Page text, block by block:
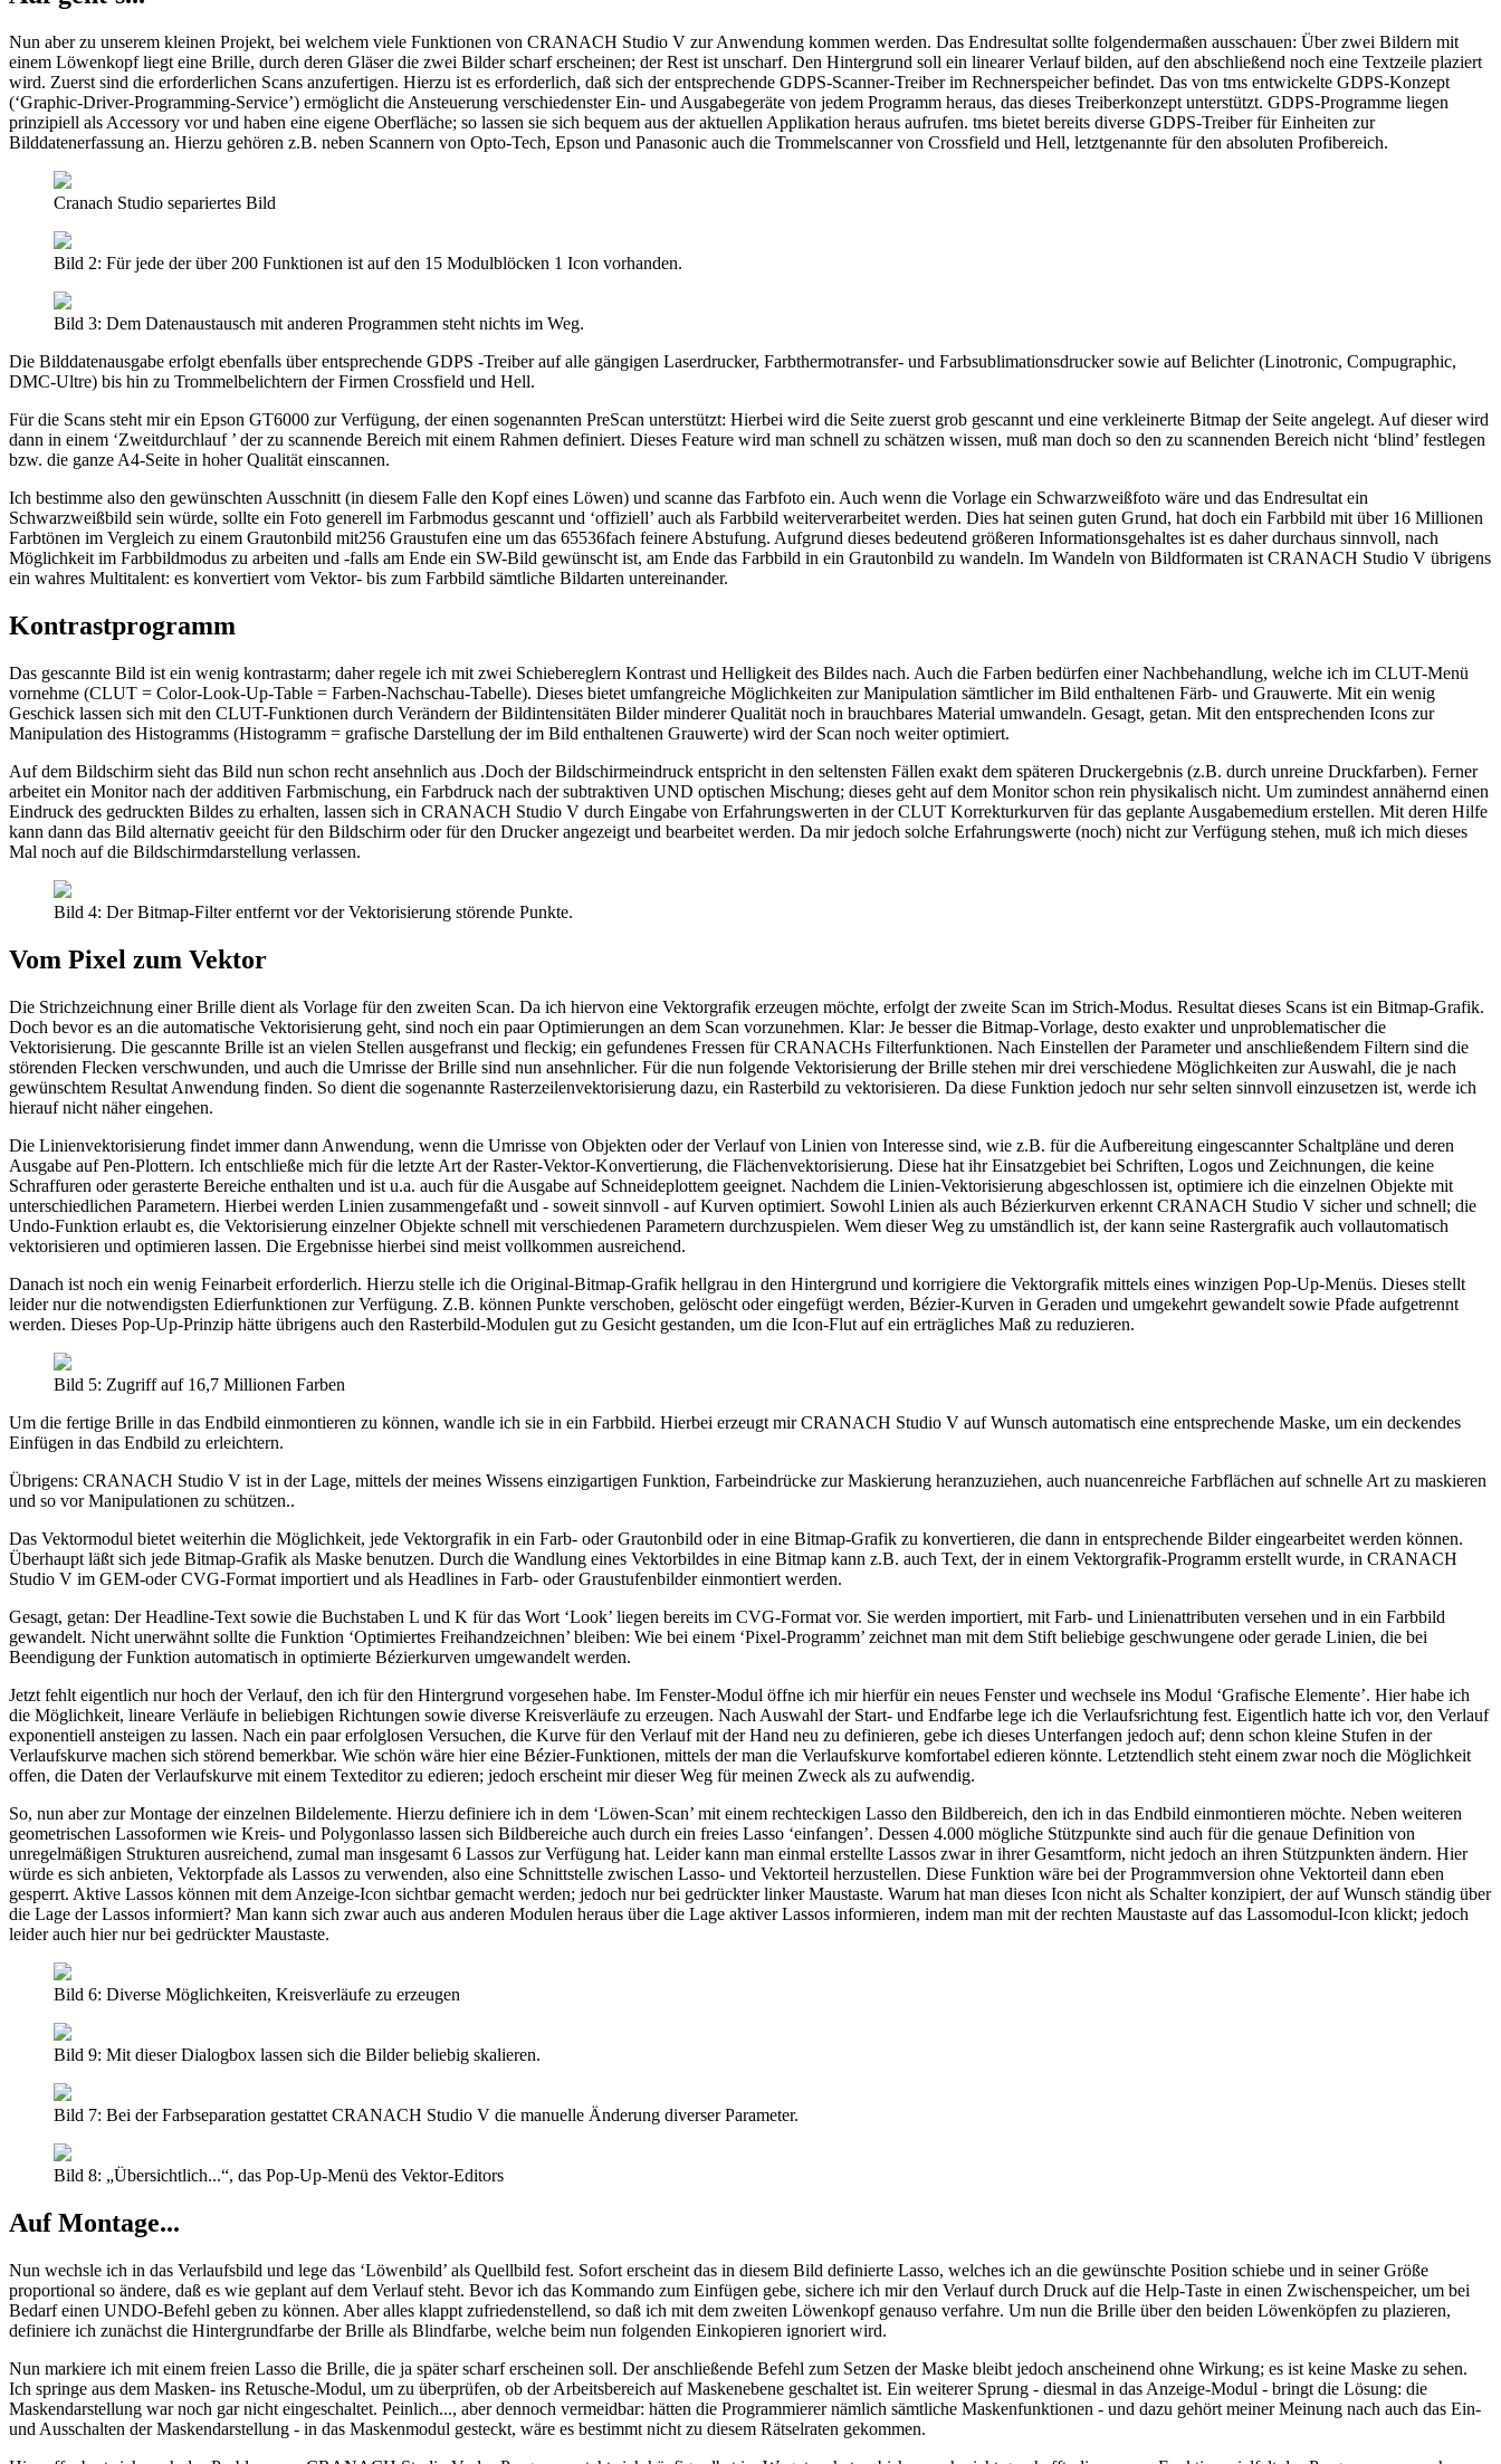
Nun aber zu unserem kleinen Projekt, bei welchem viele Funktionen von CRANACH Studio V zur Anwendung kommen werden. Das Endresultat sollte folgendermaßen ausschauen: Über zwei Bildern mit
einem Löwenkopf liegt eine Brille, durch deren Gläser die zwei Bilder scharf erscheinen; der Rest ist unscharf. Den Hintergrund soll ein linearer Verlauf bilden, auf den abschließend noch eine Textzeile plaziert
wird. Zuerst sind die erforderlichen Scans anzufertigen. Hierzu ist es erforderlich, daß sich der entsprechende GDPS-Scanner-Treiber im Rechnerspeicher befindet. Das von tms entwickelte GDPS-Konzept
(‘Graphic-Driver-Programming-Service’) ermöglicht die Ansteuerung verschiedenster Ein- und Ausgabegeräte von jedem Programm heraus, das dieses Treiberkonzept unterstützt. GDPS-Programme liegen
prinzipiell als Accessory vor und haben eine eigene Oberfläche; so lassen sie sich bequem aus der aktuellen Applikation heraus aufrufen. tms bietet bereits diverse GDPS-Treiber für Einheiten zur
Bilddatenerfassung an. Hierzu gehören z.B. neben Scannern von Opto-Tech, Epson und Panasonic auch die Trommelscanner von Crossfield und Hell, letztgenannte für den absoluten Profibereich.
Cranach Studio separiertes Bild
Bild 2: Für jede der über 200 Funktionen ist auf den 15 Modulblöcken 1 Icon vorhanden.
Bild 3: Dem Datenaustausch mit anderen Programmen steht nichts im Weg.
Die Bilddatenausgabe erfolgt ebenfalls über entsprechende GDPS -Treiber auf alle gängigen Laserdrucker, Farbthermotransfer- und Farbsublimationsdrucker sowie auf Belichter (Linotronic, Compugraphic,
DMC-Ultre) bis hin zu Trommelbelichtern der Firmen Crossfield und Hell.
Für die Scans steht mir ein Epson GT6000 zur Verfügung, der einen sogenannten PreScan unterstützt: Hierbei wird die Seite zuerst grob gescannt und eine verkleinerte Bitmap der Seite angelegt. Auf dieser wird
dann in einem ‘Zweitdurchlauf ’ der zu scannende Bereich mit einem Rahmen definiert. Dieses Feature wird man schnell zu schätzen wissen, muß man doch so den zu scannenden Bereich nicht ‘blind’ festlegen
bzw. die ganze A4-Seite in hoher Qualität einscannen.
Ich bestimme also den gewünschten Ausschnitt (in diesem Falle den Kopf eines Löwen) und scanne das Farbfoto ein. Auch wenn die Vorlage ein Schwarzweißfoto wäre und das Endresultat ein
Schwarzweißbild sein würde, sollte ein Foto generell im Farbmodus gescannt und ‘offiziell’ auch als Farbbild weiterverarbeitet werden. Dies hat seinen guten Grund, hat doch ein Farbbild mit über 16 Millionen
Farbtönen im Vergleich zu einem Grautonbild mit256 Graustufen eine um das 65536fach feinere Abstufung. Aufgrund dieses bedeutend größeren Informationsgehaltes ist es daher durchaus sinnvoll, nach
Möglichkeit im Farbbildmodus zu arbeiten und -falls am Ende ein SW-Bild gewünscht ist, am Ende das Farbbild in ein Grautonbild zu wandeln. Im Wandeln von Bildformaten ist CRANACH Studio V übrigens
ein wahres Multitalent: es konvertiert vom Vektor- bis zum Farbbild sämtliche Bildarten untereinander.
Kontrastprogramm
Das gescannte Bild ist ein wenig kontrastarm; daher regele ich mit zwei Schiebereglern Kontrast und Helligkeit des Bildes nach. Auch die Farben bedürfen einer Nachbehandlung, welche ich im CLUT-Menü
vornehme (CLUT = Color-Look-Up-Table = Farben-Nachschau-Tabelle). Dieses bietet umfangreiche Möglichkeiten zur Manipulation sämtlicher im Bild enthaltenen Färb- und Grauwerte. Mit ein wenig
Geschick lassen sich mit den CLUT-Funktionen durch Verändern der Bildintensitäten Bilder minderer Qualität noch in brauchbares Material umwandeln. Gesagt, getan. Mit den entsprechenden Icons zur
Manipulation des Histogramms (Histogramm = grafische Darstellung der im Bild enthaltenen Grauwerte) wird der Scan noch weiter optimiert.
Auf dem Bildschirm sieht das Bild nun schon recht ansehnlich aus .Doch der Bildschirmeindruck entspricht in den seltensten Fällen exakt dem späteren Druckergebnis (z.B. durch unreine Druckfarben). Ferner
arbeitet ein Monitor nach der additiven Farbmischung, ein Farbdruck nach der subtraktiven UND optischen Mischung; dieses geht auf dem Monitor schon rein physikalisch nicht. Um zumindest annähernd einen
Eindruck des gedruckten Bildes zu erhalten, lassen sich in CRANACH Studio V durch Eingabe von Erfahrungswerten in der CLUT Korrekturkurven für das geplante Ausgabemedium erstellen. Mit deren Hilfe
kann dann das Bild alternativ geeicht für den Bildschirm oder für den Drucker angezeigt und bearbeitet werden. Da mir jedoch solche Erfahrungswerte (noch) nicht zur Verfügung stehen, muß ich mich dieses
Mal noch auf die Bildschirmdarstellung verlassen.
Bild 4: Der Bitmap-Filter entfernt vor der Vektorisierung störende Punkte.
Vom Pixel zum Vektor
Die Strichzeichnung einer Brille dient als Vorlage für den zweiten Scan. Da ich hiervon eine Vektorgrafik erzeugen möchte, erfolgt der zweite Scan im Strich-Modus. Resultat dieses Scans ist ein Bitmap-Grafik.
Doch bevor es an die automatische Vektorisierung geht, sind noch ein paar Optimierungen an dem Scan vorzunehmen. Klar: Je besser die Bitmap-Vorlage, desto exakter und unproblematischer die
Vektorisierung. Die gescannte Brille ist an vielen Stellen ausgefranst und fleckig; ein gefundenes Fressen für CRANACHs Filterfunktionen. Nach Einstellen der Parameter und anschließendem Filtern sind die
störenden Flecken verschwunden, und auch die Umrisse der Brille sind nun ansehnlicher. Für die nun folgende Vektorisierung der Brille stehen mir drei verschiedene Möglichkeiten zur Auswahl, die je nach
gewünschtem Resultat Anwendung finden. So dient die sogenannte Rasterzeilenvektorisierung dazu, ein Rasterbild zu vektorisieren. Da diese Funktion jedoch nur sehr selten sinnvoll einzusetzen ist, werde ich
hierauf nicht näher eingehen.
Die Linienvektorisierung findet immer dann Anwendung, wenn die Umrisse von Objekten oder der Verlauf von Linien von Interesse sind, wie z.B. für die Aufbereitung eingescannter Schaltpläne und deren
Ausgabe auf Pen-Plottern. Ich entschließe mich für die letzte Art der Raster-Vektor-Konvertierung, die Flächenvektorisierung. Diese hat ihr Einsatzgebiet bei Schriften, Logos und Zeichnungen, die keine
Schraffuren oder gerasterte Bereiche enthalten und ist u.a. auch für die Ausgabe auf Schneideplottem geeignet. Nachdem die Linien-Vektorisierung abgeschlossen ist, optimiere ich die einzelnen Objekte mit
unterschiedlichen Parametern. Hierbei werden Linien zusammengefaßt und - soweit sinnvoll - auf Kurven optimiert. Sowohl Linien als auch Bézierkurven erkennt CRANACH Studio V sicher und schnell; die
Undo-Funktion erlaubt es, die Vektorisierung einzelner Objekte schnell mit verschiedenen Parametern durchzuspielen. Wem dieser Weg zu umständlich ist, der kann seine Rastergrafik auch vollautomatisch
vektorisieren und optimieren lassen. Die Ergebnisse hierbei sind meist vollkommen ausreichend.
Danach ist noch ein wenig Feinarbeit erforderlich. Hierzu stelle ich die Original-Bitmap-Grafik hellgrau in den Hintergrund und korrigiere die Vektorgrafik mittels eines winzigen Pop-Up-Menüs. Dieses stellt
leider nur die notwendigsten Edierfunktionen zur Verfügung. Z.B. können Punkte verschoben, gelöscht oder eingefügt werden, Bézier-Kurven in Geraden und umgekehrt gewandelt sowie Pfade aufgetrennt
werden. Dieses Pop-Up-Prinzip hätte übrigens auch den Rasterbild-Modulen gut zu Gesicht gestanden, um die Icon-Flut auf ein erträgliches Maß zu reduzieren.
Bild 5: Zugriff auf 16,7 Millionen Farben
Um die fertige Brille in das Endbild einmontieren zu können, wandle ich sie in ein Farbbild. Hierbei erzeugt mir CRANACH Studio V auf Wunsch automatisch eine entsprechende Maske, um ein deckendes
Einfügen in das Endbild zu erleichtern.
Übrigens: CRANACH Studio V ist in der Lage, mittels der meines Wissens einzigartigen Funktion, Farbeindrücke zur Maskierung heranzuziehen, auch nuancenreiche Farbflächen auf schnelle Art zu maskieren
und so vor Manipulationen zu schützen..
Das Vektormodul bietet weiterhin die Möglichkeit, jede Vektorgrafik in ein Farb- oder Grautonbild oder in eine Bitmap-Grafik zu konvertieren, die dann in entsprechende Bilder eingearbeitet werden können.
Überhaupt läßt sich jede Bitmap-Grafik als Maske benutzen. Durch die Wandlung eines Vektorbildes in eine Bitmap kann z.B. auch Text, der in einem Vektorgrafik-Programm erstellt wurde, in CRANACH
Studio V im GEM-oder CVG-Format importiert und als Headlines in Farb- oder Graustufenbilder einmontiert werden.
Gesagt, getan: Der Headline-Text sowie die Buchstaben L und K für das Wort ‘Look’ liegen bereits im CVG-Format vor. Sie werden importiert, mit Farb- und Linienattributen versehen und in ein Farbbild
gewandelt. Nicht unerwähnt sollte die Funktion ‘Optimiertes Freihandzeichnen’ bleiben: Wie bei einem ‘Pixel-Programm’ zeichnet man mit dem Stift beliebige geschwungene oder gerade Linien, die bei
Beendigung der Funktion automatisch in optimierte Bézierkurven umgewandelt werden.
Jetzt fehlt eigentlich nur hoch der Verlauf, den ich für den Hintergrund vorgesehen habe. Im Fenster-Modul öffne ich mir hierfür ein neues Fenster und wechsele ins Modul ‘Grafische Elemente’. Hier habe ich
die Möglichkeit, lineare Verläufe in beliebigen Richtungen sowie diverse Kreisverläufe zu erzeugen. Nach Auswahl der Start- und Endfarbe lege ich die Verlaufsrichtung fest. Eigentlich hatte ich vor, den Verlauf
exponentiell ansteigen zu lassen. Nach ein paar erfolglosen Versuchen, die Kurve für den Verlauf mit der Hand neu zu definieren, gebe ich dieses Unterfangen jedoch auf; denn schon kleine Stufen in der
Verlaufskurve machen sich störend bemerkbar. Wie schön wäre hier eine Bézier-Funktionen, mittels der man die Verlaufskurve komfortabel edieren könnte. Letztendlich steht einem zwar noch die Möglichkeit
offen, die Daten der Verlaufskurve mit einem Texteditor zu edieren; jedoch erscheint mir dieser Weg für meinen Zweck als zu aufwendig.
So, nun aber zur Montage der einzelnen Bildelemente. Hierzu definiere ich in dem ‘Löwen-Scan’ mit einem rechteckigen Lasso den Bildbereich, den ich in das Endbild einmontieren möchte. Neben weiteren
geometrischen Lassoformen wie Kreis- und Polygonlasso lassen sich Bildbereiche auch durch ein freies Lasso ‘einfangen’. Dessen 4.000 mögliche Stützpunkte sind auch für die genaue Definition von
unregelmäßigen Strukturen ausreichend, zumal man insgesamt 6 Lassos zur Verfügung hat. Leider kann man einmal erstellte Lassos zwar in ihrer Gesamtform, nicht jedoch an ihren Stützpunkten ändern. Hier
würde es sich anbieten, Vektorpfade als Lassos zu verwenden, also eine Schnittstelle zwischen Lasso- und Vektorteil herzustellen. Diese Funktion wäre bei der Programmversion ohne Vektorteil dann eben
gesperrt. Aktive Lassos können mit dem Anzeige-Icon sichtbar gemacht werden; jedoch nur bei gedrückter linker Maustaste. Warum hat man dieses Icon nicht als Schalter konzipiert, der auf Wunsch ständig über
die Lage der Lassos informiert? Man kann sich zwar auch aus anderen Modulen heraus über die Lage aktiver Lassos informieren, indem man mit der rechten Maustaste auf das Lassomodul-Icon klickt; jedoch
leider auch hier nur bei gedrückter Maustaste.
Bild 6: Diverse Möglichkeiten, Kreisverläufe zu erzeugen
Bild 9: Mit dieser Dialogbox lassen sich die Bilder beliebig skalieren.
Bild 7: Bei der Farbseparation gestattet CRANACH Studio V die manuelle Änderung diverser Parameter.
Bild 8: „Übersichtlich...“, das Pop-Up-Menü des Vektor-Editors
Auf Montage...
Nun wechsle ich in das Verlaufsbild und lege das ‘Löwenbild’ als Quellbild fest. Sofort erscheint das in diesem Bild definierte Lasso, welches ich an die gewünschte Position schiebe und in seiner Größe
proportional so ändere, daß es wie geplant auf dem Verlauf steht. Bevor ich das Kommando zum Einfügen gebe, sichere ich mir den Verlauf durch Druck auf die Help-Taste in einen Zwischenspeicher, um bei
Bedarf einen UNDO-Befehl geben zu können. Aber alles klappt zufriedenstellend, so daß ich mit dem zweiten Löwenkopf genauso verfahre. Um nun die Brille über den beiden Löwenköpfen zu plazieren,
definiere ich zunächst die Hintergrundfarbe der Brille als Blindfarbe, welche beim nun folgenden Einkopieren ignoriert wird.
Nun markiere ich mit einem freien Lasso die Brille, die ja später scharf erscheinen soll. Der anschließende Befehl zum Setzen der Maske bleibt jedoch anscheinend ohne Wirkung; es ist keine Maske zu sehen.
Ich springe aus dem Masken- ins Retusche-Modul, um zu überprüfen, ob der Arbeitsbereich auf Maskenebene geschaltet ist. Ein weiterer Sprung - diesmal in das Anzeige-Modul - bringt die Lösung: die
Maskendarstellung war noch gar nicht eingeschaltet. Peinlich..., aber dennoch vermeidbar: hätten die Programmierer nämlich sämtliche Maskenfunktionen - und dazu gehört meiner Meinung nach auch das Ein-
und Ausschalten der Maskendarstellung - in das Maskenmodul gesteckt, wäre es bestimmt nicht zu diesem Rätselraten gekommen.